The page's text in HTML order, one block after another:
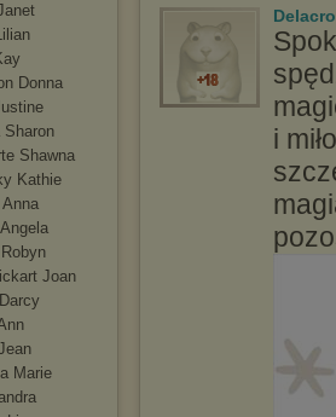
Donna
Sharon
Shawna
Kathie
Anna
Joan
Marie
i